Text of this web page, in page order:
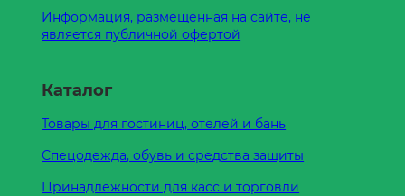
Информация, размещенная на сайте, не
является публичной офертой
Каталог
Товары для гостиниц, отелей и бань
Спецодежда, обувь и средства защиты
Принадлежности для касс и торговли